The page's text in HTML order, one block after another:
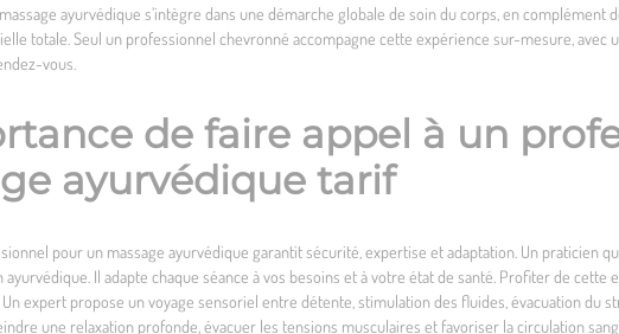
ayurvédique s’intègre dans une démarche globale de soin du corps, en complément
totale. Seul un professionnel chevronné accompagne cette expérience sur-mesure, avec
vous.
de faire appel à un
ayurvédique tarif
pour un massage ayurvédique garantit sécurité, expertise et adaptation. Un praticien
Il adapte chaque séance à vos besoins et à votre état de santé. Profiter de
expert propose un voyage sensoriel entre détente, stimulation des fluides, évacuation du
une relaxation profonde, évacuer les tensions musculaires et favoriser la circulation